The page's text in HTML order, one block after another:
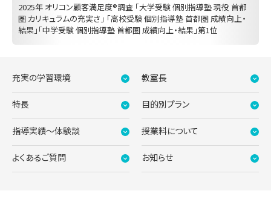
2025年 オリコン顧客満足度®調査 「大学受験 個別指導塾 現役 首都
圏 カリキュラムの充実さ」 「高校受験 個別指導塾 首都圏 成績向上・
結果」「中学受験 個別指導塾 首都圏 成績向上・結果」第1位
充実の学習環境 教室長
特長 目的別プラン
指導実績〜体験談 授業料について
よくあるご質問 お知らせ